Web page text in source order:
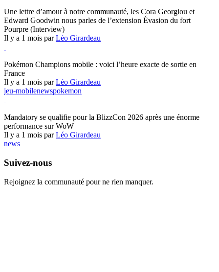
Une lettre d’amour à notre communauté, les Cora Georgiou et
Edward Goodwin nous parles de l’extension Évasion du fort
Pourpre (Interview)
Il y a 1 mois parLéo Girardeau
Pokémon Champions mobile : voici l’heure exacte de sortie en
France
Il y a 1 mois parLéo Girardeau
jeu-mobilenewspokemon
Mandatory se qualifie pour la BlizzCon 2026 après une énorme
performance sur WoW
Il y a 1 mois parLéo Girardeau
news
Suivez-nous
Rejoignez la communauté pour ne rien manquer.